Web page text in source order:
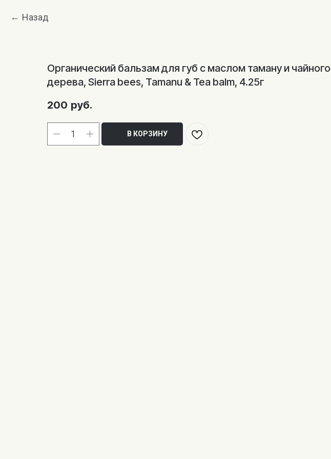
Назад
Органический бальзам для губ с маслом таману и чайного
дерева, Sierra bees, Tamanu & Tea balm, 4.25г
200 руб.
В КОРЗИНУ